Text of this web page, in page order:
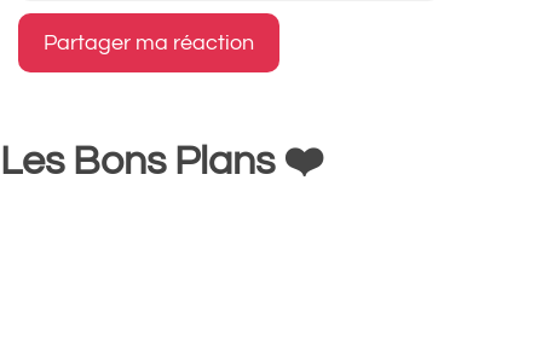
Les Bons Plans ❤️